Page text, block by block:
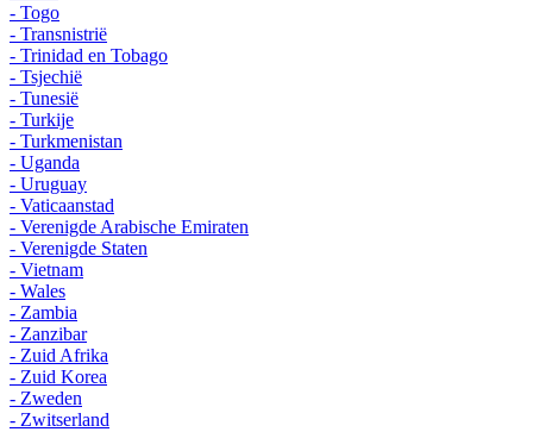
- Togo
- Transnistrië
- Trinidad en Tobago
- Tsjechië
- Tunesië
- Turkije
- Turkmenistan
- Uganda
- Uruguay
- Vaticaanstad
- Verenigde Arabische Emiraten
- Verenigde Staten
- Vietnam
- Wales
- Zambia
- Zanzibar
- Zuid Afrika
- Zuid Korea
- Zweden
- Zwitserland